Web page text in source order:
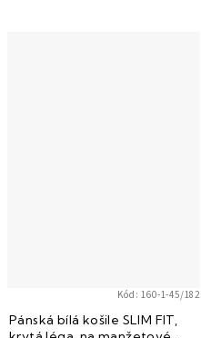
Pánská bílá košile SLIM FIT,
Kód:160-1-45/182